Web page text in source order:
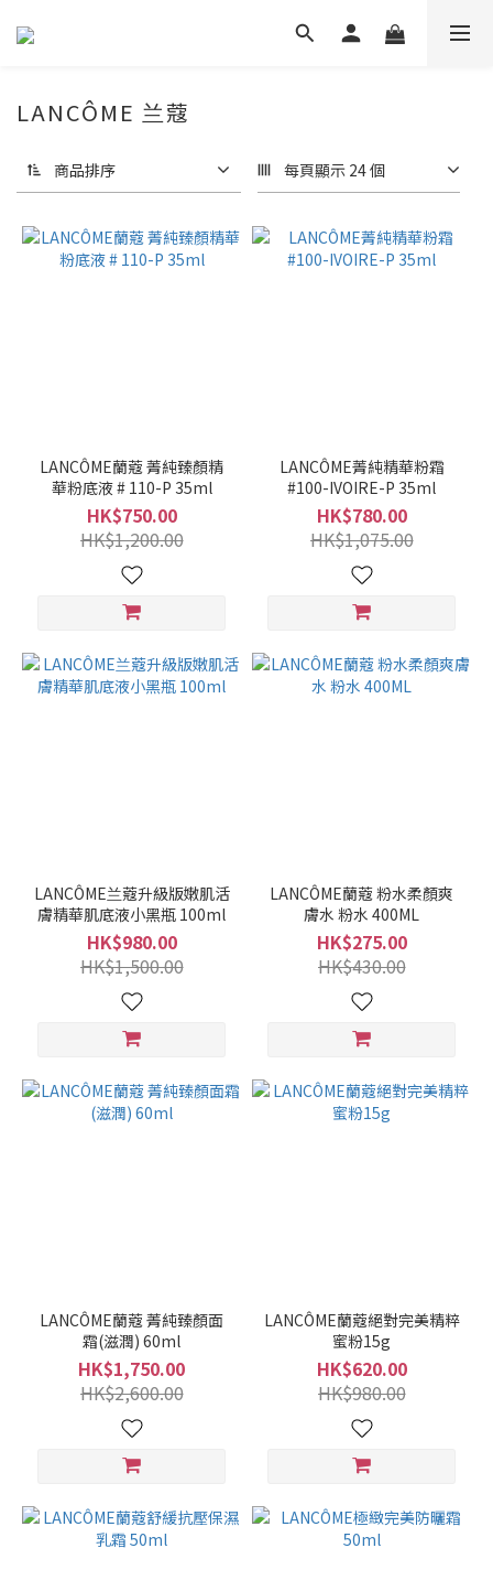
LANCÔME 兰蔻
商品排序 每頁顯示 24 個
LANCÔME蘭蔻 菁純臻顏精
華粉底液 # 110-P 35ml
HK$750.00
HK$1,200.00
LANCÔME菁純精華粉霜
#100-IVOIRE-P 35ml
HK$780.00
HK$1,075.00
LANCÔME兰蔻升級版嫩肌活
膚精華肌底液小黑瓶 100ml
HK$980.00
HK$1,500.00
LANCÔME蘭蔻 粉水柔顏爽
膚水 粉水 400ML
HK$275.00
HK$430.00
LANCÔME蘭蔻 菁純臻顏面
霜(滋潤) 60ml
HK$1,750.00
HK$2,600.00
LANCÔME蘭蔻絕對完美精粹
蜜粉15g
HK$620.00
HK$980.00